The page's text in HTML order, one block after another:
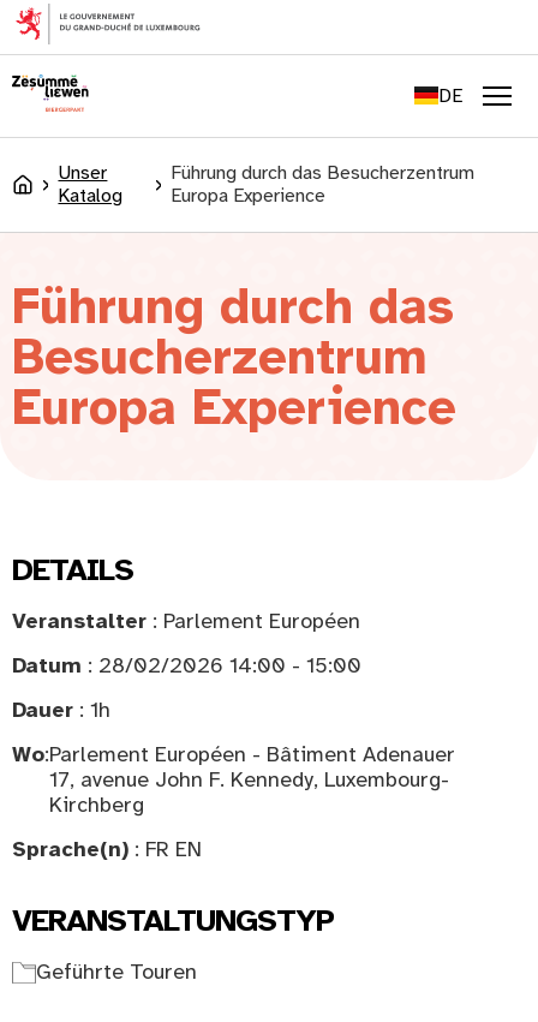
springen
DE
LU
Accueil
Unser
Katalog
Führung durch das Besucherzentrum
Europa Experience
Führung durch das
Besucherzentrum
Europa Experience
DETAILS
Veranstalter : Parlement Européen
Datum : 28/02/2026 14:00 - 15:00
Dauer : 1h
Wo:Parlement Européen - Bâtiment Adenauer
17, avenue John F. Kennedy, Luxembourg-
Kirchberg
Sprache(n) : FR EN
VERANSTALTUNGSTYP
Geführte Touren